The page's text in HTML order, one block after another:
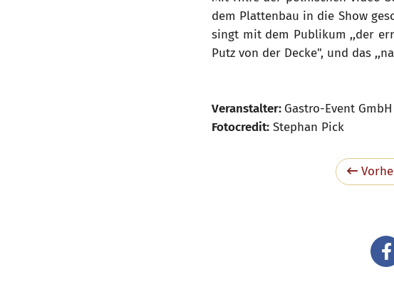
dem Plattenbau in die Show
singt mit dem Publikum ,,der
Putz von der Decke", und das
Veranstalter: Gastro-Event
Fotocredit: Stephan Pick